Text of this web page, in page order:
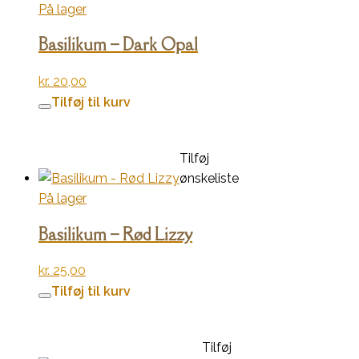
På lager
Basilikum – Dark Opal
kr. 20,00
Tilføj til kurv
Tilføj
ønskeliste
På lager
Basilikum – Rød Lizzy
kr. 25,00
Tilføj til kurv
Tilføj